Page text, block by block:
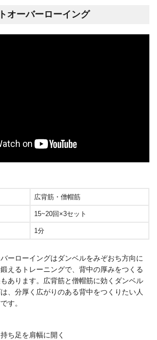
オーバーローイング
広背筋・僧帽筋
15~20回×3セット
1分
ーローイングはダンベルをみぞおち方向に
えるトレーニングで、背中の厚みをつくる
あります。広背筋と僧帽筋に効くダンベル
、分厚く広がりのある背中をつくりたい人
す。
ち足を肩幅に開く